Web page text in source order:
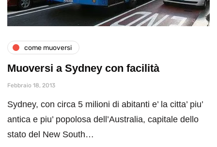
come muoversi
Muoversi a Sydney con facilità
Febbraio 18, 2013
Sydney, con circa 5 milioni di abitanti e’ la citta’ piu’
antica e piu’ popolosa dell’Australia, capitale dello
stato del New South…